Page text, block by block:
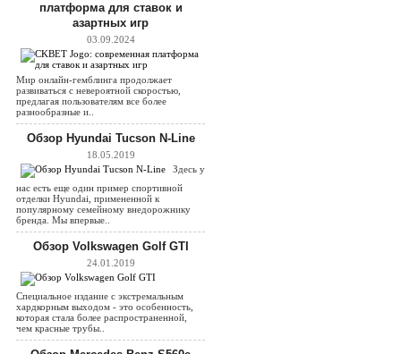
платформа для ставок и
азартных игр
03.09.2024
Мир онлайн-гемблинга продолжает
развиваться с невероятной скоростью,
предлагая пользователям все более
разнообразные и..
Обзор Hyundai Tucson N-Line
18.05.2019
Здесь у
нас есть еще один пример спортивной
отделки Hyundai, примененной к
популярному семейному внедорожнику
бренда. Мы впервые..
Обзор Volkswagen Golf GTI
24.01.2019
Специальное издание с экстремальным
хардкорным выходом - это особенность,
которая стала более распространенной,
чем красные трубы..